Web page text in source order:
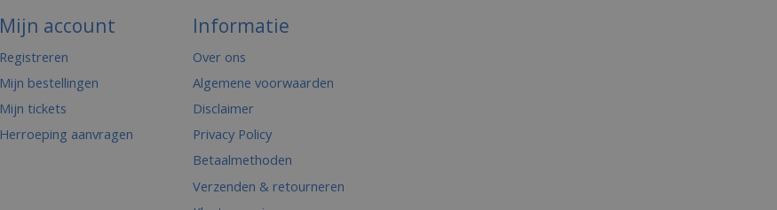
Mijn account
Registreren
Mijn bestellingen
Mijn tickets
Herroeping aanvragen
Informatie
Over ons
Algemene voorwaarden
Disclaimer
Privacy Policy
Betaalmethoden
Verzenden & retourneren